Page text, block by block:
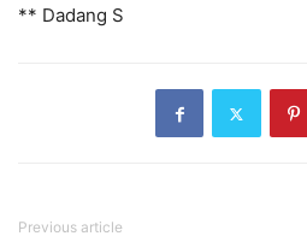
** Dadang S
Previous article